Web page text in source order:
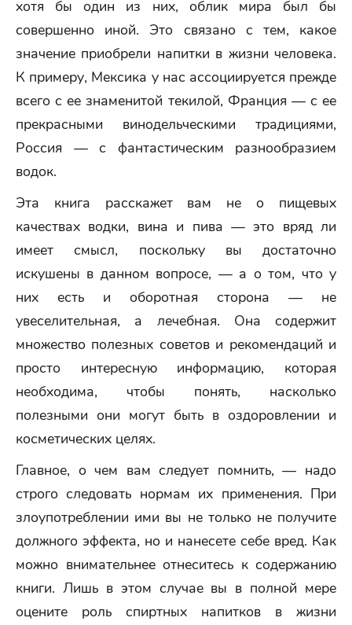
хотя бы один из них, облик мира был бы
совершенно иной. Это связано с тем, какое
значение приобрели напитки в жизни человека.
К примеру, Мексика у нас ассоциируется прежде
всего с ее знаменитой текилой, Франция — с ее
прекрасными винодельческими традициями,
Россия — с фантастическим разнообразием
водок.
Эта книга расскажет вам не о пищевых
качествах водки, вина и пива — это вряд ли
имеет смысл, поскольку вы достаточно
искушены в данном вопросе, — а о том, что у
них есть и оборотная сторона — не
увеселительная, а лечебная. Она содержит
множество полезных советов и рекомендаций и
просто интересную информацию, которая
необходима, чтобы понять, насколько
полезными они могут быть в оздоровлении и
косметических целях.
Главное, о чем вам следует помнить, — надо
строго следовать нормам их применения. При
злоупотреблении ими вы не только не получите
должного эффекта, но и нанесете себе вред. Как
можно внимательнее отнеситесь к содержанию
книги. Лишь в этом случае вы в полной мере
оцените роль спиртных напитков в жизни